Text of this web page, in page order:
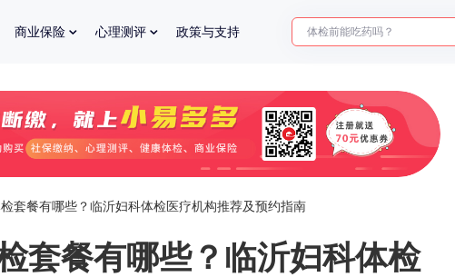
商业保险 心理测评 政策与支持 十大理由告诉你为什么要买保险
套餐有哪些？临沂妇科体检医疗机构推荐及预约指南
套餐有哪些？临沂妇科体检